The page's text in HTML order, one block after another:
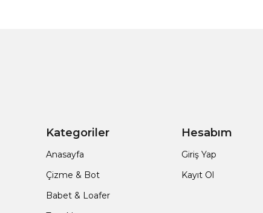
Kategoriler
Anasayfa
Çizme & Bot
Babet & Loafer
Hesabım
Giriş Yap
Kayıt Ol